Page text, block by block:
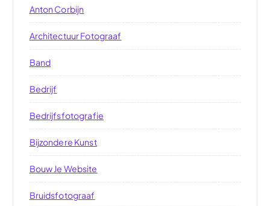
Anton Corbijn
Architectuur Fotograaf
Band
Bedrijf
Bedrijfsfotografie
Bijzondere Kunst
Bouw Je Website
Bruidsfotograaf